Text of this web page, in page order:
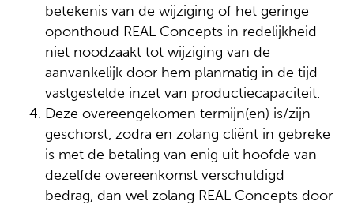
betekenis van de wijziging of het geringe
oponthoud REAL Concepts in redelijkheid
niet noodzaakt tot wijziging van de
aanvankelijk door hem planmatig in de tijd
vastgestelde inzet van productiecapaciteit.
Deze overeengekomen termijn(en) is/zijn
geschorst, zodra en zolang cliënt in gebreke
is met de betaling van enig uit hoofde van
dezelfde overeenkomst verschuldigd
bedrag, dan wel zolang REAL Concepts door